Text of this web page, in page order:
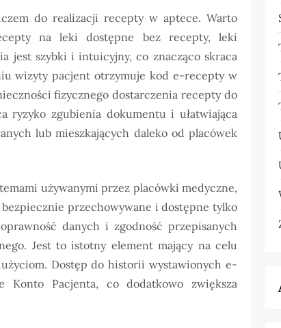
do realizacji recepty w aptece. Warto
na leki dostępne bez recepty, leki
jest szybki i intuicyjny, co znacząco skraca
wizyty pacjent otrzymuje kod e-recepty w
fizycznego dostarczenia recepty do
ryzyko zgubienia dokumentu i ułatwiająca
lub mieszkających daleko od placówek
używanymi przez placówki medyczne,
przechowywane i dostępne tylko
danych i zgodność przepisanych
Jest to istotny element mający na celu
Dostęp do historii wystawionych e-
Pacjenta, co dodatkowo zwiększa